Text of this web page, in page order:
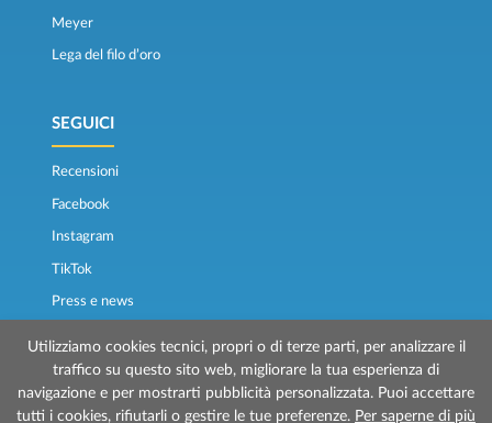
Meyer
Lega del filo d’oro
SEGUICI
Recensioni
Facebook
Instagram
TikTok
Press e news
Utilizziamo cookies tecnici, propri o di terze parti, per analizzare il
traffico su questo sito web, migliorare la tua esperienza di
navigazione e per mostrarti pubblicità personalizzata. Puoi accettare
tutti i cookies, rifiutarli o gestire le tue preferenze. Per saperne di più